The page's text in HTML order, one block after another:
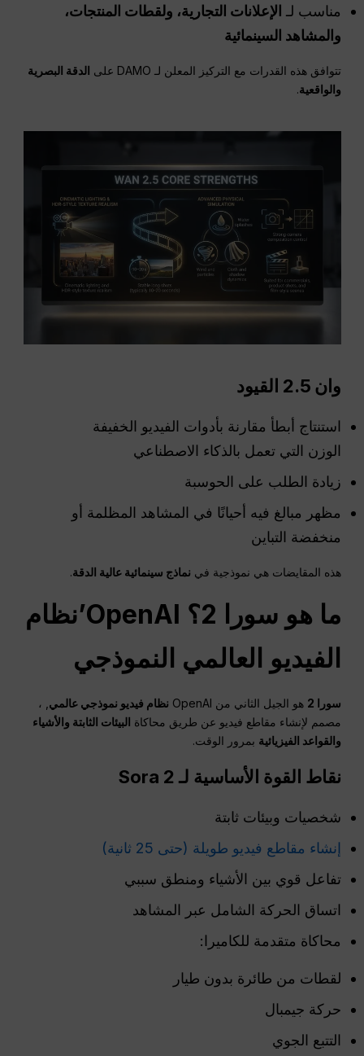
مناسب لـ الإعلانات التجارية، ولقطات المنتجات،
والمشاهد السينمائية
تتوافق هذه القدرات مع التركيز المعلن لـ DAMO على
الدقة البصرية
والواقعية.
وان 2.5 القيود
استنتاج أبطأ مقارنة بأدوات الفيديو الخفيفة
الوزن التي تعمل بالذكاء الاصطناعي
زيادة الطلب على الحوسبة
مظهر مبالغ فيه أحيانًا في المشاهد المظلمة أو
منخفضة التباين
هذه المقايضات هي نموذجية في نماذج سينمائية عالية الدقة.
ما هو سورا 2؟ OpenAI’نظام
الفيديو العالمي النموذجي
سورا 2 هو الجيل الثاني من OpenAI نظام فيديو نموذجي عالمي , ،
مصمم لإنشاء مقاطع فيديو عن طريق محاكاة البيئات الثابتة والأشياء
والقواعد الفيزيائية بمرور الوقت.
نقاط القوة الأساسية لـ Sora 2
شخصيات وبيئات ثابتة
إنشاء مقاطع فيديو طويلة (حتى 25 ثانية)
تفاعل قوي بين الأشياء ومنطق سببي
اتساق الحركة الشامل عبر المشاهد
محاكاة متقدمة للكاميرا:
لقطات من طائرة بدون طيار
حركة جيمبال
التتبع الجوي